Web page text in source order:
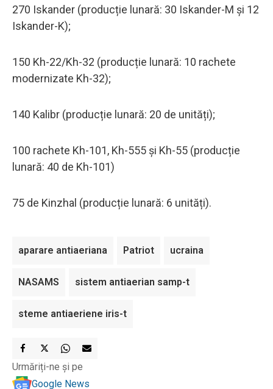
270 Iskander (producție lunară: 30 Iskander-M și 12
Iskander-K);
150 Kh-22/Kh-32 (producție lunară: 10 rachete
modernizate Kh-32);
140 Kalibr (producție lunară: 20 de unități);
100 rachete Kh-101, Kh-555 și Kh-55 (producție
lunară: 40 de Kh-101)
75 de Kinzhal (producție lunară: 6 unități).
aparare antiaeriana Patriot ucraina
NASAMS sistem antiaerian samp-t
steme antiaeriene iris-t
Urmăriți-ne și pe
Google News